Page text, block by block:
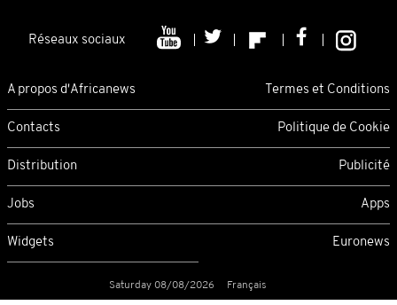
Réseaux sociaux
A propos d'Africanews Termes et Conditions
Contacts Politique de Cookie
Distribution Publicité
Jobs Apps
Widgets Euronews
Saturday 08/08/2026